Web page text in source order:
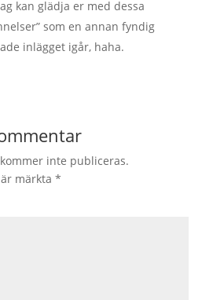
kan glädja er med dessa
som en annan fyndig
inlägget igår, haha.
inte publiceras.
märkta *